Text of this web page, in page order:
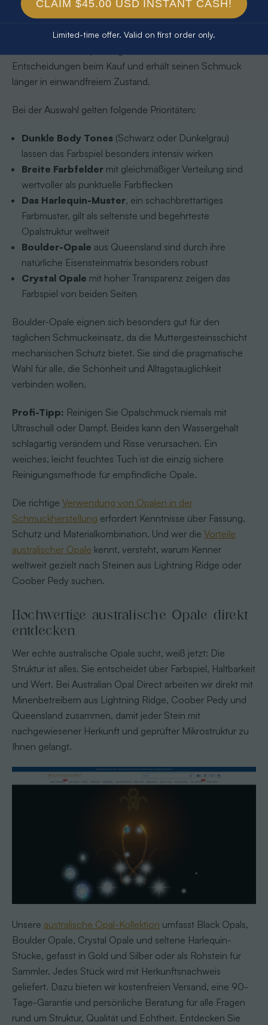
Das Wissen um die Opalstruktur ist kein reines
Expertenwissen. Es hat direkte Auswirkungen auf die
Auswahl, Verarbeitung und Pflege von Opalschmuck. Wer
Entscheidungen beim Kauf und erhält seinen Schmuck
länger in einwandfreiem Zustand.
Bei der Auswahl gelten folgende Prioritäten:
Dunkle Body Tones (Schwarz oder Dunkelgrau)
lassen das Farbspiel besonders intensiv wirken
Breite Farbfelder mit gleichmäßiger Verteilung sind
wertvoller als punktuelle Farbflecken
Das Harlequin-Muster, ein schachbrettartiges
Farbmuster, gilt als seltenste und begehrteste
Opalstruktur weltweit
Boulder-Opale aus Queensland sind durch ihre
natürliche Eisensteinmatrix besonders robust
Crystal Opale mit hoher Transparenz zeigen das
Farbspiel von beiden Seiten
Boulder-Opale eignen sich besonders gut für den
täglichen Schmuckeinsatz, da die Muttergesteinsschicht
mechanischen Schutz bietet. Sie sind die pragmatische
Wahl für alle, die Schönheit und Alltagstauglichkeit
verbinden wollen.
Profi-Tipp: Reinigen Sie Opalschmuck niemals mit
Ultraschall oder Dampf. Beides kann den Wassergehalt
schlagartig verändern und Risse verursachen. Ein
weiches, leicht feuchtes Tuch ist die einzig sichere
Reinigungsmethode für empfindliche Opale.
Die richtige Verwendung von Opalen in der
Schmuckherstellung erfordert Kenntnisse über Fassung,
Schutz und Materialkombination. Und wer die Vorteile
australischer Opale kennt, versteht, warum Kenner
weltweit gezielt nach Steinen aus Lightning Ridge oder
Coober Pedy suchen.
Hochwertige australische Opale direkt
entdecken
Wer echte australische Opale sucht, weiß jetzt: Die
Struktur ist alles. Sie entscheidet über Farbspiel, Haltbarkeit
und Wert. Bei Australian Opal Direct arbeiten wir direkt mit
Minenbetreibern aus Lightning Ridge, Coober Pedy und
Queensland zusammen, damit jeder Stein mit
nachgewiesener Herkunft und geprüfter Mikrostruktur zu
Ihnen gelangt.
Unsere australische Opal-Kollektion umfasst Black Opals,
Boulder Opale, Crystal Opale und seltene Harlequin-
Stücke, gefasst in Gold und Silber oder als Rohstein für
Sammler. Jedes Stück wird mit Herkunftsnachweis
geliefert. Dazu bieten wir kostenfreien Versand, eine 90-
Tage-Garantie und persönliche Beratung für alle Fragen
rund um Struktur, Qualität und Echtheit. Entdecken Sie
CLAIM $45.00 USD INSTANT CASH!
Limited-time offer. Valid on first order only.